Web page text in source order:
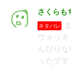
さくらも
ネタバレ
ウォッ
んびり
ったで